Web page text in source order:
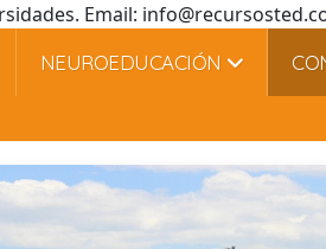
Email:
NEUROEDUCACIÓN